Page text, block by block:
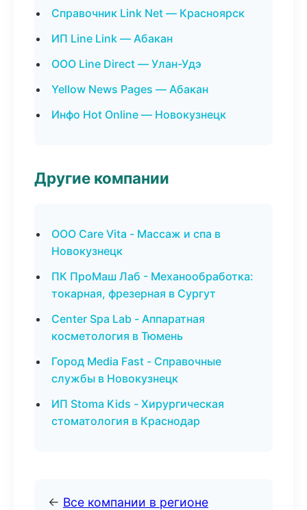
Справочник Link Net — Красноярск
ИП Line Link — Абакан
ООО Line Direct — Улан-Удэ
Yellow News Pages — Абакан
Инфо Hot Online — Новокузнецк
Другие компании
ООО Care Vita - Массаж и спа в
Новокузнецк
ПК ПроМаш Лаб - Механообработка:
токарная, фрезерная в Сургут
Center Spa Lab - Аппаратная
косметология в Тюмень
Город Media Fast - Справочные
службы в Новокузнецк
ИП Stoma Kids - Хирургическая
стоматология в Краснодар
← Все компании в регионе